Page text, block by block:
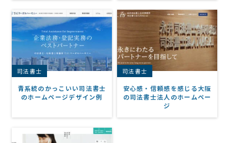
司法書士
青系統のかっこいい司法書士
のホームページデザイン例
司法書士
安心感・信頼感を感じる大阪
の司法書士法人のホームペー
ジ